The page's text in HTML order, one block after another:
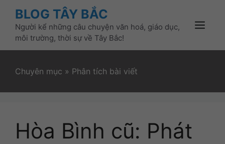
content
BLOG TÂY BẮC
Người kể những câu chuyện văn hoá, giáo dục,
môi trường, thời sự về Tây Bắc!
Menu
Chuyên mục » Phân tích bài viết
Hòa Bình cũ: Phát